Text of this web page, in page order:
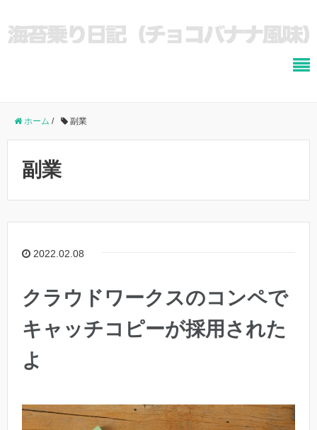
ホーム / 副業
副業
2022.02.08
クラウドワークスのコンペで
キャッチコピーが採用された
よ